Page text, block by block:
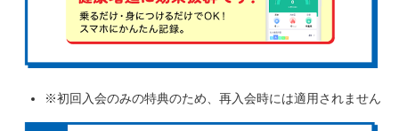
※初回入会のみの特典のため、再入会時には適用されません